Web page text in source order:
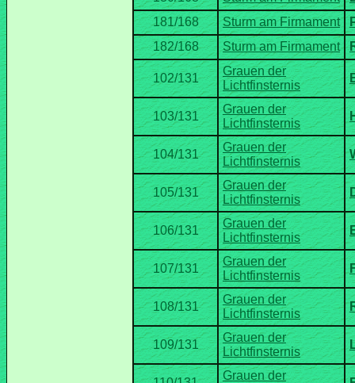
Grauen der
Grauen der
Grauen der
Grauen der
Grauen der
Grauen der
Grauen der
Grauen der
Grauen der